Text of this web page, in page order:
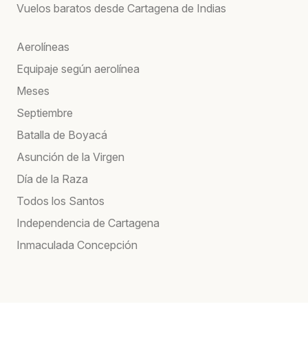
Vuelos baratos desde Cartagena de Indias
Aerolíneas
Equipaje según aerolínea
Meses
Septiembre
Batalla de Boyacá
Asunción de la Virgen
Día de la Raza
Todos los Santos
Independencia de Cartagena
Inmaculada Concepción